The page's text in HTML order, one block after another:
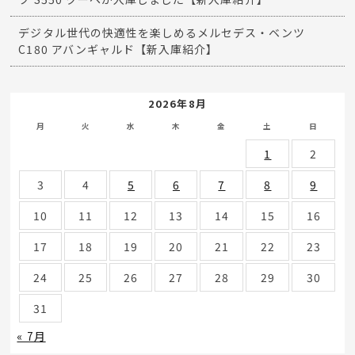
デジタル世代の快適性を楽しめるメルセデス・ベンツ
C180 アバンギャルド【新入庫紹介】
2026年8月
月 火 水 木 金 土 日
1
2
3
4 5 6 7 8
9
10
11 12 13 14 15
16
17
18 19 20 21 22
23
24
25 26 27 28 29
30
31
« 7月